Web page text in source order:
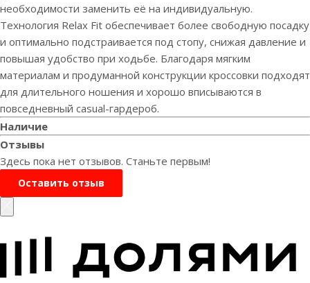
необходимости заменить её на индивидуальную.
Технология Relax Fit обеспечивает более свободную посадку
и оптимально подстраивается под стопу, снижая давление и
повышая удобство при ходьбе. Благодаря мягким
материалам и продуманной конструкции кроссовки подходят
для длительного ношения и хорошо вписываются в
повседневный casual-гардероб.
Наличие
Отзывы
Здесь пока нет отзывов. Станьте первым!
Оставить отзыв